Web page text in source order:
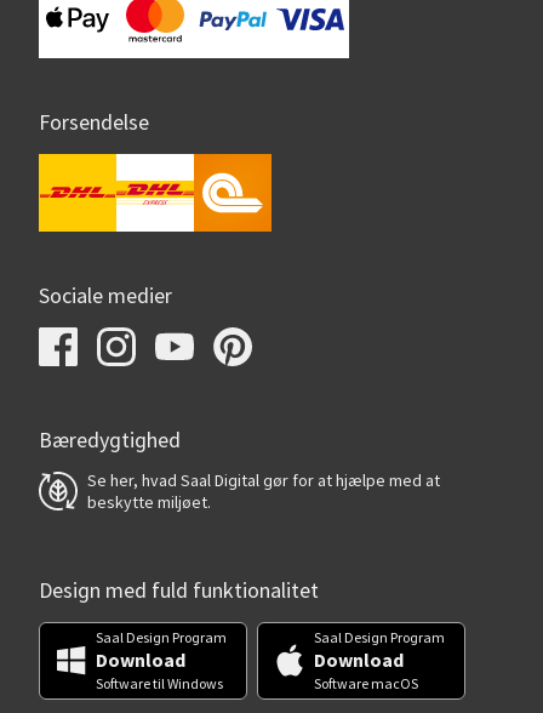
Forsendelse
Sociale medier
Bæredygtighed
Se her, hvad Saal Digital gør for at hjælpe med at
beskytte miljøet.
Design med fuld funktionalitet
Saal Design Program
Download
Software til Windows
Saal Design Program
Download
Software macOS